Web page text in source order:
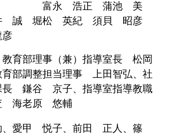
富永 浩正 蒲池 美
誠 堀松 英紀 須貝 昭彦
彦
教育部理事（兼）指導室長 松岡
育部調整担当理事 上田智弘、社
長 鎌谷 京子、指導室指導教職
海老原 悠輔
愛甲 悦子、前田 正人、篠